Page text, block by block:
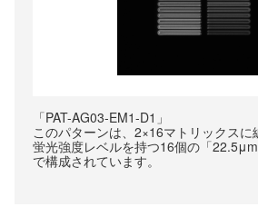
「PAT-AG03-EM1-D1」
このパターンは、2×16マトリックスに
蛍光強度レベルを持つ16個の「
で構成されています。